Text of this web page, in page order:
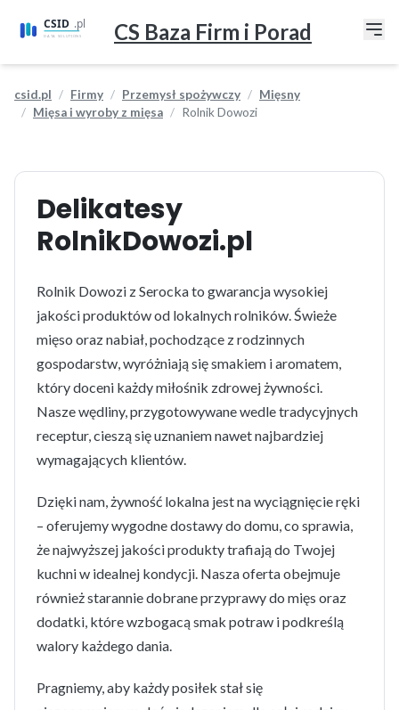
CS Baza Firm i Porad
csid.pl Firmy Przemysł spożywczy
Mięsny
Mięsa i wyroby z mięsa
Rolnik Dowozi
Delikatesy
RolnikDowozi.pl
Rolnik Dowozi z Serocka to gwarancja wysokiej
jakości produktów od lokalnych rolników. Świeże
mięso oraz nabiał, pochodzące z rodzinnych
gospodarstw, wyróżniają się smakiem i aromatem,
który doceni każdy miłośnik zdrowej żywności.
Nasze wędliny, przygotowywane wedle tradycyjnych
receptur, cieszą się uznaniem nawet najbardziej
wymagających klientów.
Dzięki nam, żywność lokalna jest na wyciągnięcie ręki
– oferujemy wygodne dostawy do domu, co sprawia,
że najwyższej jakości produkty trafiają do Twojej
kuchni w idealnej kondycji. Nasza oferta obejmuje
również starannie dobrane przyprawy do mięs oraz
dodatki, które wzbogacą smak potraw i podkreślą
walory każdego dania.
Pragniemy, aby każdy posiłek stał się